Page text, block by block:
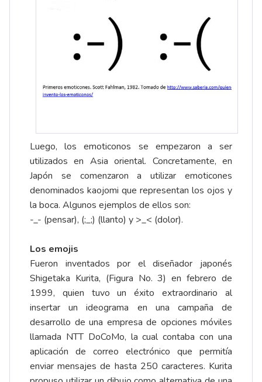
Luego, los emoticonos se empezaron a ser
utilizados en Asia oriental. Concretamente, en
Japón se comenzaron a utilizar emoticones
denominados kaojomi que representan los ojos y
la boca. Algunos ejemplos de ellos son:
-_- (pensar), (;_;) (llanto) y >_< (dolor).
Los emojis
Fueron inventados por el diseñador japonés
Shigetaka Kurita, (Figura No. 3) en febrero de
1999, quien tuvo un éxito extraordinario al
insertar un ideograma en una campaña de
desarrollo de una empresa de opciones móviles
llamada NTT DoCoMo, la cual contaba con una
aplicación de correo electrónico que permitía
enviar mensajes de hasta 250 caracteres. Kurita